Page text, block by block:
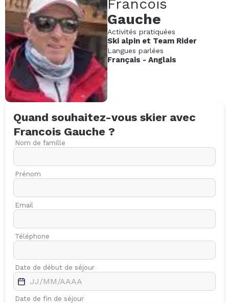
Francois
Gauche
Activités pratiquées
Ski alpin et Team Rider
Langues parlées
Français - Anglais
Quand souhaitez-vous skier avec
Francois Gauche ?
Nom de famille
Prénom
Email
Téléphone
Date de début de séjour
Date de fin de séjour